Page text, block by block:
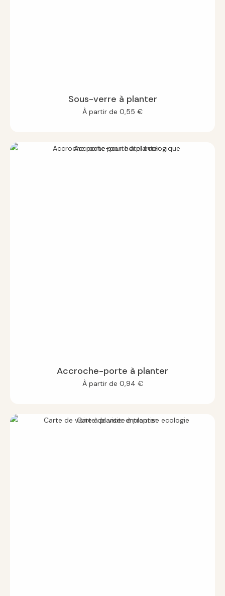
Sous-verre à planter
À partir de 0,55 €
Accroche-porte à planter
À partir de 0,94 €